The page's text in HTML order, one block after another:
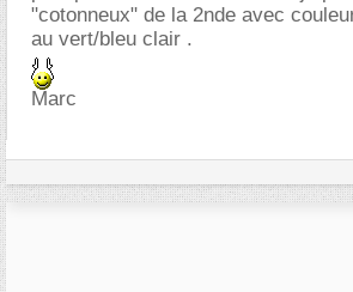
"cotonneux" de la 2nde avec
au vert/bleu clair .
Marc